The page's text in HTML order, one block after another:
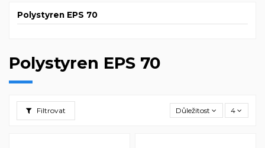
Polystyren EPS 70
Filtrovat Důležitost 4
Polystyren EPS 70